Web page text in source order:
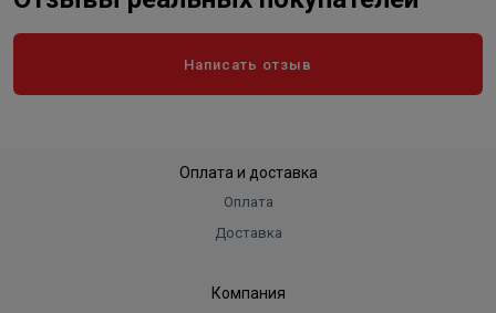
Написать отзыв
Оплата и доставка
Оплата
Доставка
Компания